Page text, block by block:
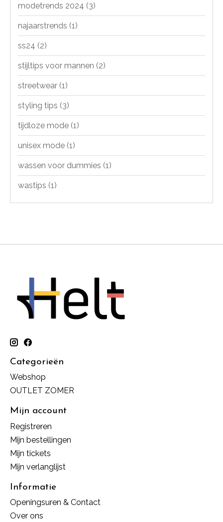
modetrends 2024 (3)
najaarstrends (1)
ss24 (2)
stijltips voor mannen (2)
streetwear (1)
styling tips (3)
tijdloze mode (1)
unisex mode (1)
wassen voor dummies (1)
wastips (1)
Categorieën
Webshop
OUTLET ZOMER
Mijn account
Registreren
Mijn bestellingen
Mijn tickets
Mijn verlanglijst
Informatie
Openingsuren & Contact
Over ons